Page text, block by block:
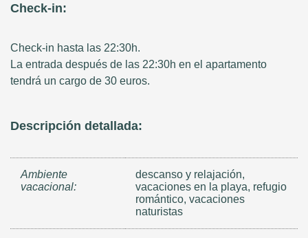
Check-in:
Check-in hasta las 22:30h.
La entrada después de las 22:30h en el apartamento
tendrá un cargo de 30 euros.
Descripción detallada:
Ambiente
vacacional:
descanso y relajación,
vacaciones en la playa, refugio
romántico, vacaciones
naturistas